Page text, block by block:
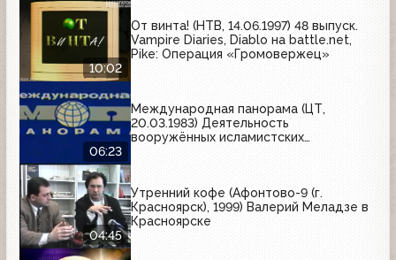
10:02
От винта! (НТВ, 14.06.1997) 48 выпуск.
Vampire Diaries, Diablo на battle.net,
Pike: Операция «Громовержец»
06:23
Международная панорама (ЦТ,
20.03.1983) Деятельность
вооружённых исламистских
04:45
Утренний кофе (Афонтово-9 (г.
Красноярск), 1999) Валерий Меладзе в
Красноярске